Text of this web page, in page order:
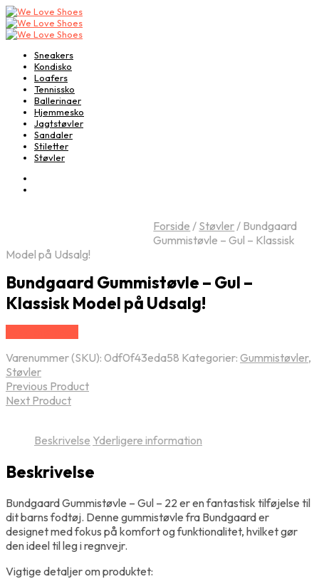
Sneakers
Kondisko
Loafers
Tennissko
Ballerinaer
Hjemmesko
Jagtstøvler
Sandaler
Stiletter
Støvler
Forside / Støvler/ Bundgaard
Gummistøvle – Gul – Klassisk
Model på Udsalg!
Bundgaard Gummistøvle – Gul –
Klassisk Model på Udsalg!
Varenummer (SKU): 0df0f43eda58 Kategorier: Gummistøvler,
Støvler
Previous Product
Next Product
Beskrivelse Yderligere information
Beskrivelse
Bundgaard Gummistøvle – Gul – 22 er en fantastisk tilføjelse til
dit barns fodtøj. Denne gummistøvle fra Bundgaard er
designet med fokus på komfort og funktionalitet, hvilket gør
den ideel til leg i regnvejr.
Vigtige detaljer om produktet: